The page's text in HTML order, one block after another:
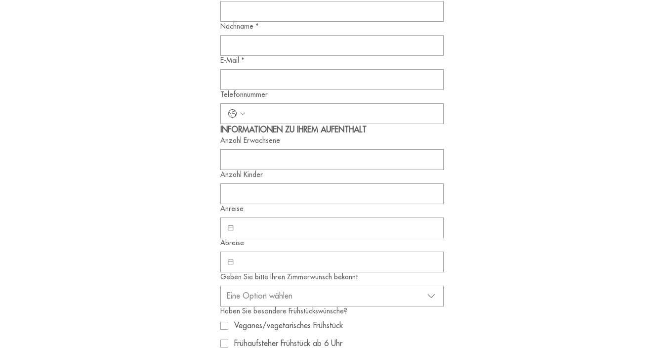
Nachname *
E-Mail *
Telefonnummer
INFORMATIONEN ZU IHREM AUFENTHALT
Anzahl Erwachsene
Anzahl Kinder
Anreise
Abreise
Geben Sie bitte Ihren Zimmerwunsch bekannt
Eine Option wählen
Haben Sie besondere Frühstückswünsche?
Veganes/vegetarisches Frühstück
Frühaufsteher Frühstück ab 6 Uhr